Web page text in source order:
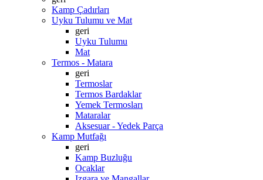
Kamp Çadırları
Uyku Tulumu ve Mat
geri
Uyku Tulumu
Mat
Termos - Matara
geri
Termoslar
Termos Bardaklar
Yemek Termosları
Mataralar
Aksesuar - Yedek Parça
Kamp Mutfağı
geri
Kamp Buzluğu
Ocaklar